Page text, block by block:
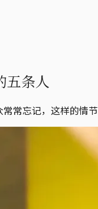
条人
忘记，这样的情